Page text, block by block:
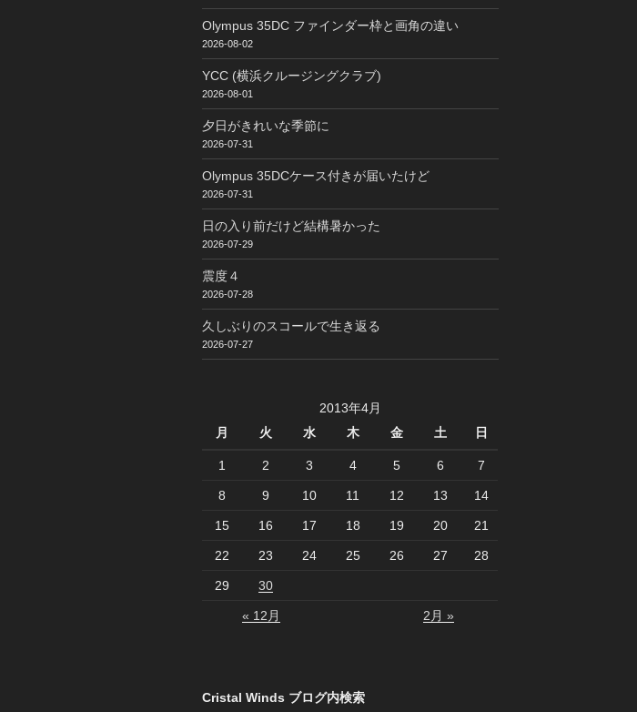
Olympus 35DC ファインダー枠と画角の違い
2026-08-02
YCC (横浜クルージングクラブ)
2026-08-01
夕日がきれいな季節に
2026-07-31
Olympus 35DCケース付きが届いたけど
2026-07-31
日の入り前だけど結構暑かった
2026-07-29
震度４
2026-07-28
久しぶりのスコールで生き返る
2026-07-27
2013年4月
月
火 水 木 金 土 日
1 2 3 4 5 6 7
8 9 10 11 12 13 14
15 16 17 18 19 20 21
22 23 24 25 26 27 28
29 30
« 12月 2月 »
Cristal Winds ブログ内検索